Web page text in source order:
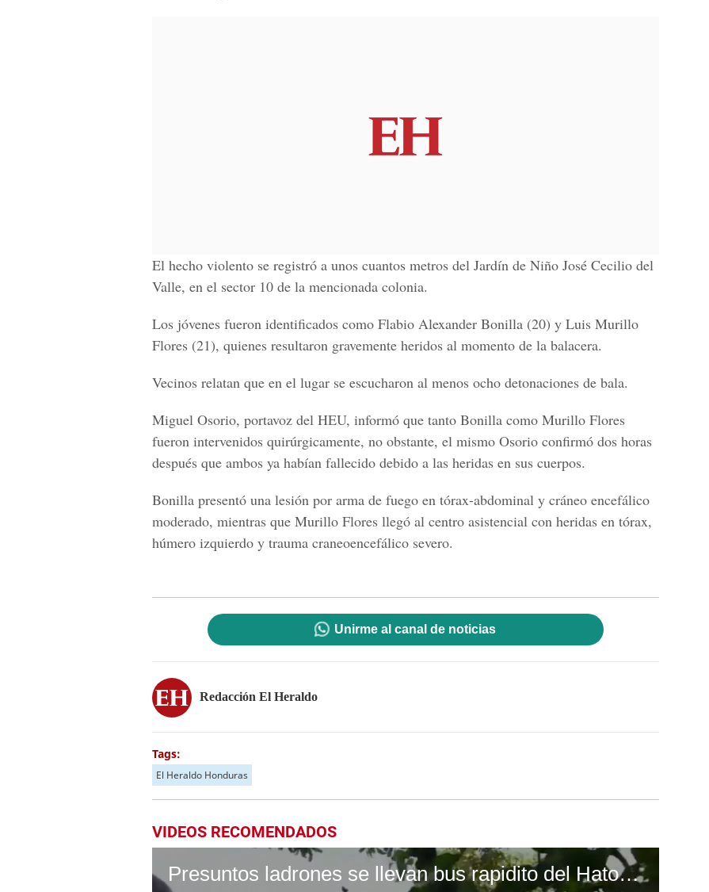
El hecho violento se registró a unos cuantos metros del Jardín de Niño José Cecilio del
Valle, en el sector 10 de la mencionada colonia.
Los jóvenes fueron identificados como Flabio Alexander Bonilla (20) y Luis Murillo
Flores (21), quienes resultaron gravemente heridos al momento de la balacera.
Vecinos relatan que en el lugar se escucharon al menos ocho detonaciones de bala.
Miguel Osorio, portavoz del HEU, informó que tanto Bonilla como Murillo Flores
fueron intervenidos quirúrgicamente, no obstante, el mismo Osorio confirmó dos horas
después que ambos ya habían fallecido debido a las heridas en sus cuerpos.
Bonilla presentó una lesión por arma de fuego en tórax-abdominal y cráneo encefálico
moderado, mientras que Murillo Flores llegó al centro asistencial con heridas en tórax,
húmero izquierdo y trauma craneoencefálico severo.
Unirme al canal de noticias
Redacción El Heraldo
Tags:
El Heraldo Honduras
VIDEOS RECOMENDADOS
Presuntos ladrones se llevan bus rapidito del Hato De Enmedio